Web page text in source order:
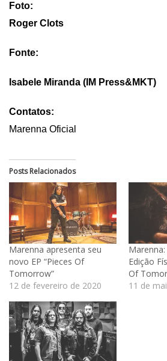
Foto:
Roger Clots
Fonte:
Isabele Miranda (IM Press&MKT)
Contatos:
Marenna Oficial
Posts Relacionados
Marenna apresenta seu
novo EP “Pieces Of
Tomorrow”
12 de fevereiro de 2020
Edição
Of
11 de